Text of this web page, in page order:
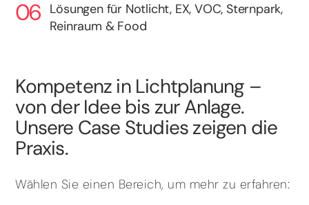
Lösungen für Notlicht, EX, VOC, Sternpark,
Reinraum & Food
Kompetenz in Lichtplanung –
von der Idee bis zur Anlage.
Unsere Case Studies zeigen die
Praxis.
Wählen Sie einen Bereich, um mehr zu erfahren: